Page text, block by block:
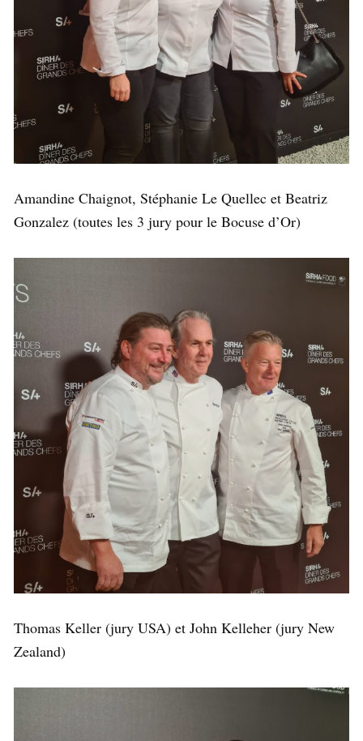
Amandine Chaignot, Stéphanie Le Quellec et Beatriz
Gonzalez (toutes les 3 jury pour le Bocuse d’Or)
Thomas Keller (jury USA) et John Kelleher (jury New
Zealand)